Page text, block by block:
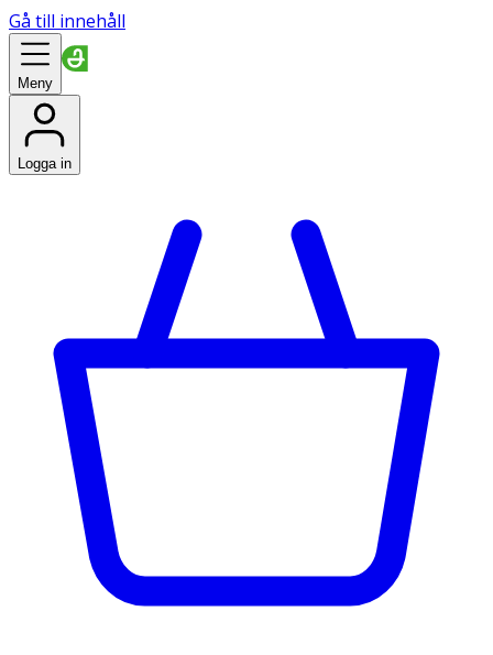
Gå till innehåll
Meny
Logga in